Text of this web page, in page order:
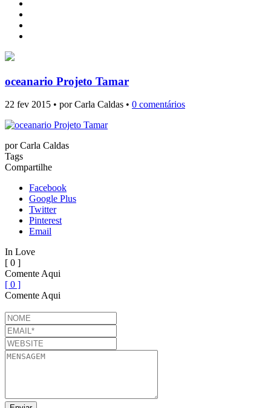
oceanario Projeto Tamar
22 fev 2015 • por Carla Caldas • 0 comentários
porCarla Caldas
Tags
Compartilhe
Facebook
Google Plus
Twitter
Pinterest
Email
In Love
[ 0 ]
Comente Aqui
[ 0 ]
Comente Aqui